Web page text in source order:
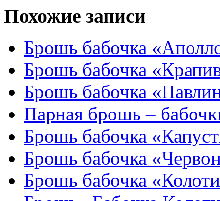
Похожие записи
Брошь бабочка
Брошь бабочка
Брошь бабочка
Парная брошь –
Брошь бабочка
Брошь бабочка
Брошь бабочка